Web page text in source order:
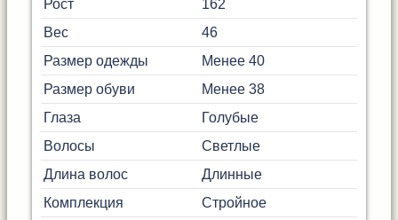
Рост
162
Вес
46
Размер одежды
Менее 40
Размер обуви
Менее 38
Глаза
Голубые
Волосы
Светлые
Длина волос
Длинные
Комплекция
Стройное